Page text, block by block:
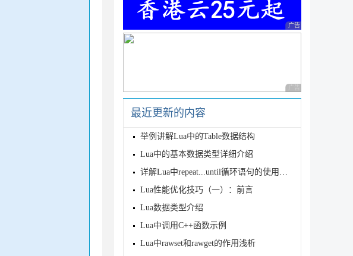
广告 商业广告，理性
广告 商业广告，理性
最近更新的内容
举例讲解Lua中的Table数据结构
Lua中的基本数据类型详细介绍
详解Lua中repeat...until循环语句的使用方法
Lua性能优化技巧（一）：前言
Lua数据类型介绍
Lua中调用C++函数示例
Lua中rawset和rawget的作用浅析